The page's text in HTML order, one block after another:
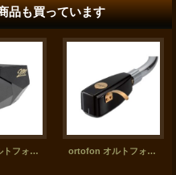
品も買っています
ortofon オルトフォン／2M Black MMカートリッジ ortofon オルトフォン・カートリッジ針交換